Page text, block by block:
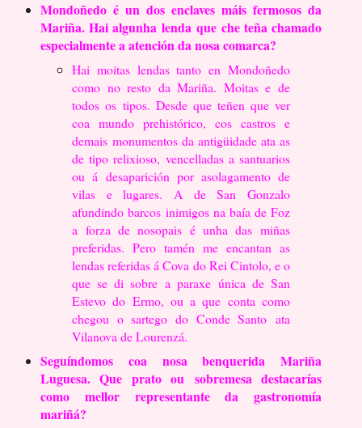
Mondoñedo é un dos enclaves máis fermosos da
Mariña. Hai algunha lendaque che teña chamado
especialmente a atención da nosa comarca?
Hai moitas lendas tanto en Mondoñedo
como no resto da Mariña. Moitas e de
todos ostipos. Desde que teñen que ver
coa mundo prehistórico, cos castros e
demaismonumentos da antigüidade ata as
de tipo relixioso, vencelladas a santuarios
ou ádesaparición por asolagamento de
vilas e lugares. A de San Gonzalo
afundindo barcosinimigos na baía de Foz
a forza de nosopais é unha das miñas
preferidas. Pero taménme encantan as
lendas referidas á Cova do Rei Cintolo, e o
que se di sobre a paraxe única de San
Estevo do Ermo, ou a que conta como
chegou o sartego do Conde Santo ata
Vilanova de Lourenzá.
Seguíndomos coa nosa benquerida Mariña
Luguesa. Que prato ou sobremesa destacarías
como mellor representante da gastronomía
mariñá?